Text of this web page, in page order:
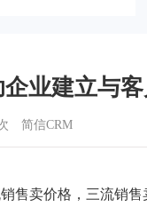
业建立与
简信CRM
售卖价格，三流销